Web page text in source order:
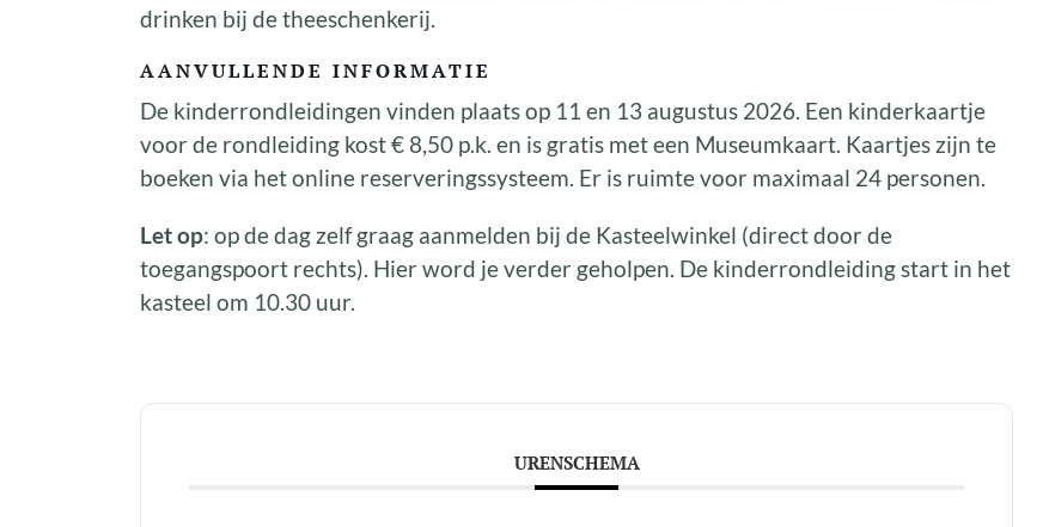
drinken bij de theeschenkerij.
AANVULLENDE INFORMATIE
De kinderrondleidingen vinden plaats op 11 en 13 augustus 2026. Een kinderkaartje
voor de rondleiding kost € 8,50 p.k. en is gratis met een Museumkaart. Kaartjes zijn te
boeken via het online reserveringssysteem. Er is ruimte voor maximaal 24 personen.
Let op: op de dag zelf graag aanmelden bij de Kasteelwinkel (direct door de
toegangspoort rechts). Hier word je verder geholpen. De kinderrondleiding start in het
kasteel om 10.30 uur.
URENSCHEMA